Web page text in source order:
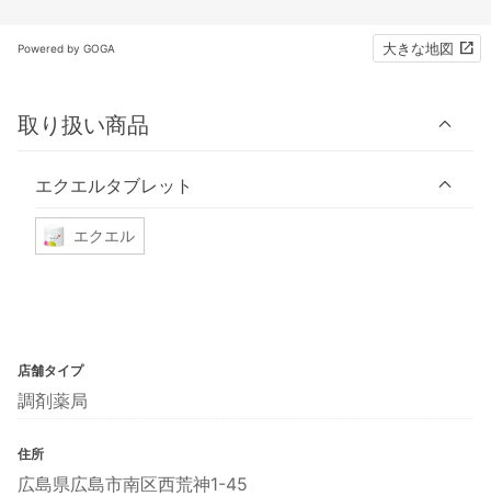
Powered by GOGA 大きな地図
取り扱い商品
エクエルタブレット
エクエル
店舗タイプ
調剤薬局
住所
広島県広島市南区西荒神1-45